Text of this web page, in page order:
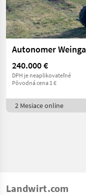
Autonomer
240.000 €
DPH je neaplikovateľné
Pôvodná cena 1 €
2 Mesiace online
Landwirt.com